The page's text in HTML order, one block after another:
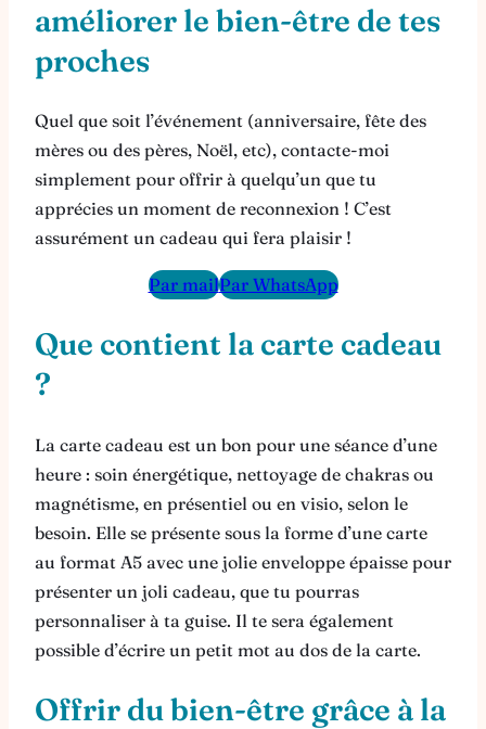
améliorer le bien-être de tes
proches
Quel que soit l’événement (anniversaire, fête des
mères ou des pères, Noël, etc), contacte-moi
simplement pour offrir à quelqu’un que tu
apprécies un moment de reconnexion ! C’est
assurément un cadeau qui fera plaisir !
Par mailPar WhatsApp
Que contient la carte cadeau
?
La carte cadeau est un bon pour une séance d’une
heure : soin énergétique, nettoyage de chakras ou
magnétisme, en présentiel ou en visio, selon le
besoin. Elle se présente sous la forme d’une carte
au format A5 avec une jolie enveloppe épaisse pour
présenter un joli cadeau, que tu pourras
personnaliser à ta guise. Il te sera également
possible d’écrire un petit mot au dos de la carte.
Offrir du bien-être grâce à la